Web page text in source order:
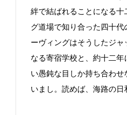
絆で結ばれることになる
グ道場で知り合った四十
ーヴィングはそうしたジ
なる寄宿学校と、約十二
い愚鈍な目しか持ち合わ
いまし。読めば、海路の